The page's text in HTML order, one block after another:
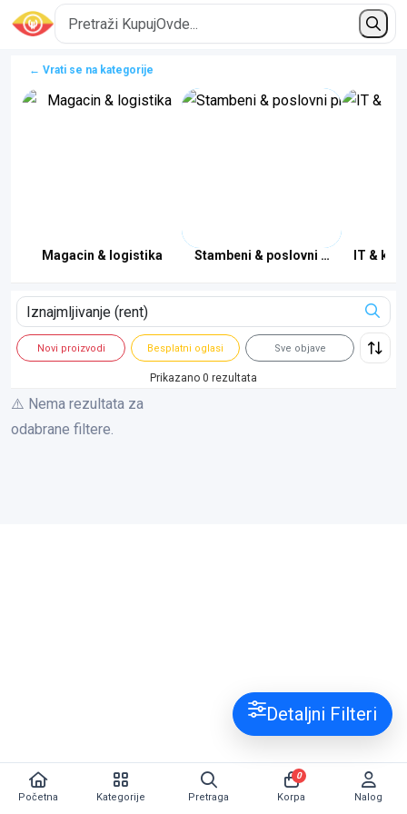
← Vrati se na kategorije
Magacin & logistika Stambeni & poslovni prostoriIT &
Novi proizvodi Besplatni oglasi Sve objave
Prikazano 0 rezultata
⚠️ Nema rezultata za
odabrane filtere.
Detaljni Filteri
Početna Kategorije Pretraga Korpa
0
Nalog